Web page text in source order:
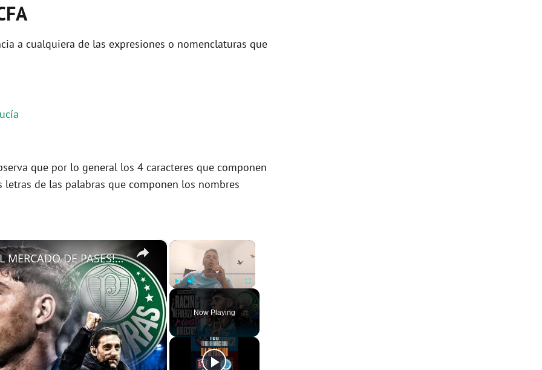
a cualquiera de las expresiones o nomenclaturas que
que por lo general los 4 caracteres que componen
de las palabras que componen los nombres
×
Play Unmute Fullscreen
Now Playing
×
¡PROBLEMAS PARA RACING EN EL MERCADO DE PASES! Palmeiras vendió a su figura y quiere a Nardoni